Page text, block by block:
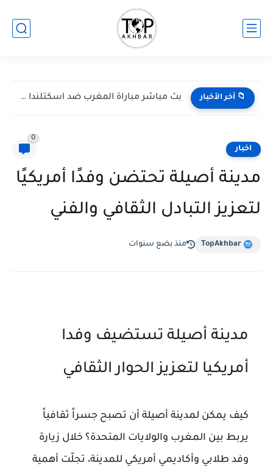
📁 آخر الأخبار بث مباشر مباراة المغرب ضد اسكتلندا في كأس العالم 2026...
اخبار
0
مدينة أصيلة تحتضن وفدًا أمريكيًا
لتعزيز التبادل الثقافي والفني
TopAkhbar منذ بضع سنوات
مدينة أصيلة تستضيف وفدا
أمريكيا لتعزيز الحوار الثقافي
كيف يمكن لمدينة أصيلة أن تصبح جسراً ثقافياً
يربط بين المغرب والولايات المتحدة؟ خلال زيارة
وفد طلابي وأكاديمي أمريكي للمدينة، تجلّت أهمية